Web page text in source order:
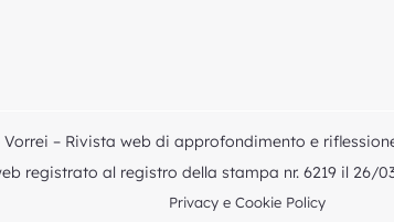
– Rivista web di approfondimento e
registrato al registro della stampa nr. 6219 il 26/
Privacy e Cookie Policy